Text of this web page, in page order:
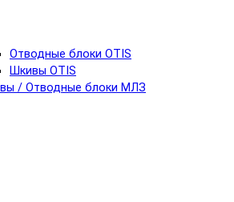
Отводные блоки OTIS
Шкивы OTIS
/ Отводные блоки МЛЗ